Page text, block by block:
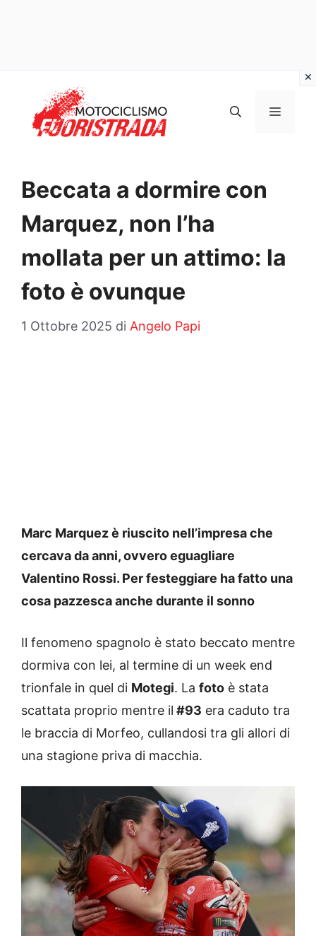
contenuto
MENU
Beccata a dormire con
Marquez, non l’ha
mollata per un attimo: la
foto è ovunque
1 Ottobre 2025 di Angelo Papi
Marc Marquez è riuscito nell’impresa che
cercava da anni, ovvero eguagliare
Valentino Rossi. Per festeggiare ha fatto una
cosa pazzesca anche durante il sonno
Il fenomeno spagnolo è stato beccato mentre
dormiva con lei, al termine di un week end
trionfale in quel di Motegi. La foto è stata
scattata proprio mentre il #93 era caduto tra
le braccia di Morfeo, cullandosi tra gli allori di
una stagione priva di macchia.